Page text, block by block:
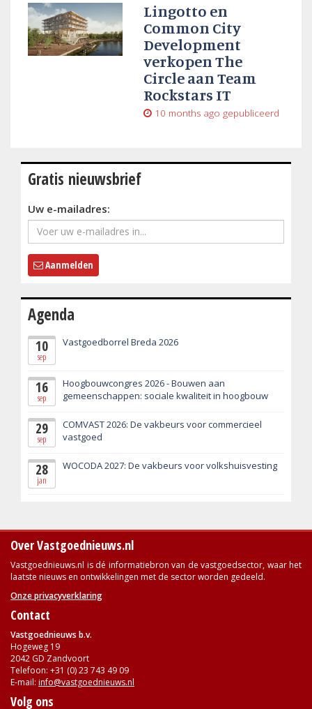
Lingotto en
Common City
Development
verkopen The
Circle aan Team
Rockstars IT
10 months ago gepubliceerd
Gratis nieuwsbrief
Uw e-mailadres:
Aanmelden
Agenda
10
sep
Vastgoedborrel Breda 2026
16
sep
Hoogbouwcongres 2026 - Bouwen aan
gemeenschappen: sociale kwaliteit in hoogbouw
29
sep
COMVAST 2026: De vakbeurs voor commercieel
vastgoed
28
jan
WOCODA 2027: De vakbeurs voor volkshuisvesting
Over Vastgoednieuws.nl
Vastgoednieuws.nl is dé informatiebron van de vastgoedsector, waar het
laatste nieuws en ontwikkelingen met de sector worden gedeeld.
Onze privacyverklaring
Contact
Vastgoednieuws b.v.
Hogeweg 19
2042 GD Zandvoort
Telefoon: +31 (0) 23 743 49 09
E-mail: info@vastgoednieuws.nl
Volg ons